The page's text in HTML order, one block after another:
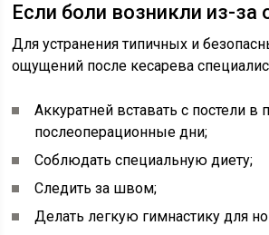
Если боли возникли из-за
Для устранения типичных и
ощущений после кесарева
Аккуратней вставать с постели в
послеоперационные дни;
Соблюдать специальную диету;
Следить за швом;
Делать легкую гимнастику для